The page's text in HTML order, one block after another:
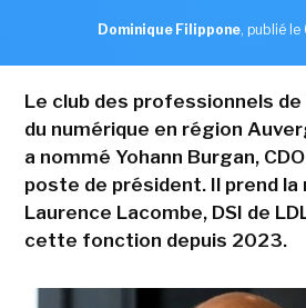
Dominique Filippone, publié le
Le club des professionnels
du numérique en région
a nommé Yohann Burgan,
poste de président. Il prend la
Laurence Lacombe, DSI de
cette fonction depuis 2023.